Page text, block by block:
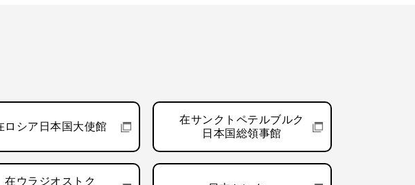
ロシア日本国大使館
在サンクトペテルブルク
日本国総領事館
在ウラジオストク